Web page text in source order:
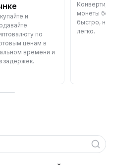
и
по
ценам в
времени и
задержек.
монеты
быстро,
легко.